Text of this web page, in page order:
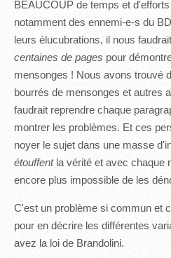
BEAUCOUP de temps et
notamment des ennemi-e-s du
leurs élucubrations, il nous
centaines de pages pour
mensonges ! Nous avons trouvé
bourrés de mensonges et autres
faudrait reprendre chaque
montrer les problèmes. Et ces
noyer le sujet dans une masse
étouffentla vérité et avec chaque
encore plus impossible de les
C'est un problème si commun et
pour en décrire les différentes
avez la loi de Brandolini.